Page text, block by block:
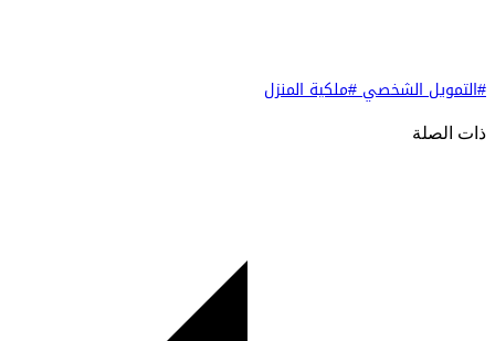
#التمويل الشخصي#ملكية المنزل
ذات الصلة